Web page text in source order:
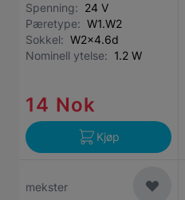
Spenning: 24 V
Pæretype: W1.W2
Sokkel: W2x4.6d
Nominell ytelse: 1.2 W
14 Nok
Kjøp
mekster